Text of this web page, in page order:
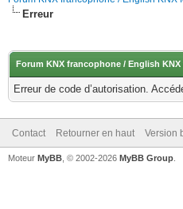
Erreur
Forum KNX francophone / English KNX
Erreur de code d’autorisation.
Contact Retourner en haut Version
Moteur MyBB , © 2002-2026 MyBB Group